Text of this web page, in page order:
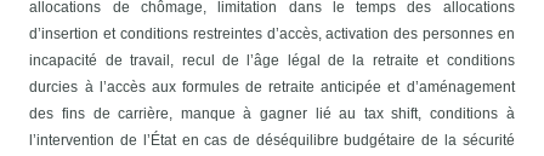
allocations de chômage, limitation dans le temps des allocations
d’insertion et conditions restreintes d’accès, activation des personnes en
incapacité de travail, recul de l’âge légal de la retraite et conditions
durcies à l’accès aux formules de retraite anticipée et d’aménagement
des fins de carrière, manque à gagner lié au tax shift, conditions à
l’intervention de l’État en cas de déséquilibre budgétaire de la sécurité